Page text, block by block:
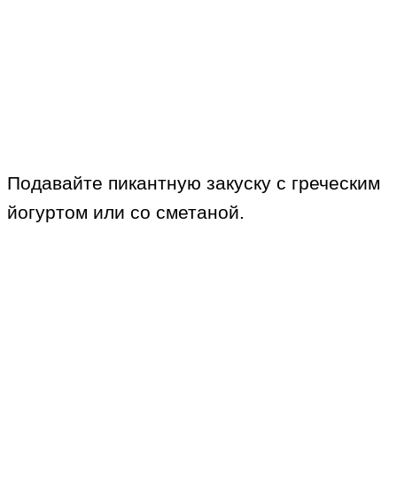
Подавайте пикантную закуску с греческим
йогуртом или со сметаной.